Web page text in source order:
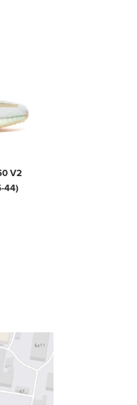
V2
44)